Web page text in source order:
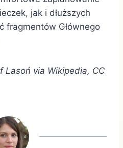
jak i dłuższych
fragmentów Głównego
Lasoń via Wikipedia, CC